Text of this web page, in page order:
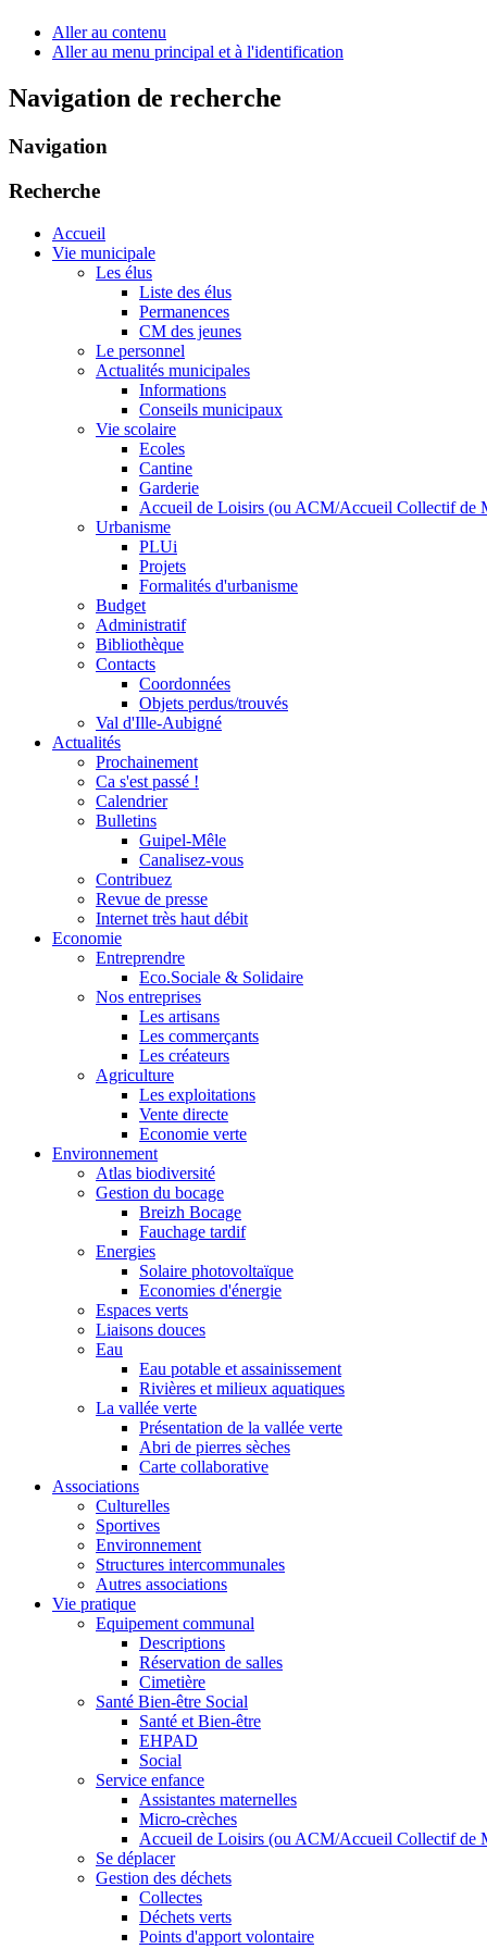
Aller au contenu
Aller au menu principal et à l'identification
Navigation de recherche
Navigation
Recherche
Accueil
Vie municipale
Les élus
Liste des élus
Permanences
CM des jeunes
Le personnel
Actualités municipales
Informations
Conseils municipaux
Vie scolaire
Ecoles
Cantine
Garderie
Accueil de Loisirs (ou ACM/Accueil Collectif de
Urbanisme
PLUi
Projets
Formalités d'urbanisme
Budget
Administratif
Bibliothèque
Contacts
Coordonnées
Objets perdus/trouvés
Val d'Ille-Aubigné
Actualités
Prochainement
Ca s'est passé !
Calendrier
Bulletins
Guipel-Mêle
Canalisez-vous
Contribuez
Revue de presse
Internet très haut débit
Economie
Entreprendre
Eco.Sociale & Solidaire
Nos entreprises
Les artisans
Les commerçants
Les créateurs
Agriculture
Les exploitations
Vente directe
Economie verte
Environnement
Atlas biodiversité
Gestion du bocage
Breizh Bocage
Fauchage tardif
Energies
Solaire photovoltaïque
Economies d'énergie
Espaces verts
Liaisons douces
Eau
Eau potable et assainissement
Rivières et milieux aquatiques
La vallée verte
Présentation de la vallée verte
Abri de pierres sèches
Carte collaborative
Associations
Culturelles
Sportives
Environnement
Structures intercommunales
Autres associations
Vie pratique
Equipement communal
Descriptions
Réservation de salles
Cimetière
Santé Bien-être Social
Santé et Bien-être
EHPAD
Social
Service enfance
Assistantes maternelles
Micro-crèches
Accueil de Loisirs (ou ACM/Accueil Collectif de
Se déplacer
Gestion des déchets
Collectes
Déchets verts
Points d'apport volontaire